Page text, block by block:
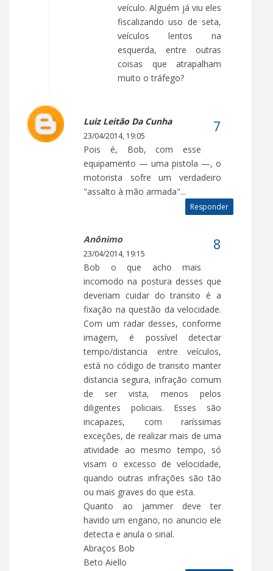
veículo. Alguém já viu eles
fiscalizando uso de seta,
veículos lentos na
esquerda, entre outras
coisas que atrapalham
muito o tráfego?
Luiz Leitão Da Cunha
23/04/2014, 19:05
Pois é, Bob, com esse
equipamento — uma pistola —, o
motorista sofre um verdadeiro
"assalto à mão armada"...
Responder
Anônimo
23/04/2014, 19:15
Bob o que acho mais
incomodo na postura desses que
deveriam cuidar do transito é a
fixação na questão da velocidade.
Com um radar desses, conforme
imagem, é possível detectar
tempo/distancia entre veículos,
está no código de transito manter
distancia segura, infração comum
de ser vista, menos pelos
diligentes policiais. Esses são
incapazes, com raríssimas
exceções, de realizar mais de uma
atividade ao mesmo tempo, só
visam o excesso de velocidade,
quando outras infrações são tão
ou mais graves do que esta.
Quanto ao jammer deve ter
havido um engano, no anuncio ele
detecta e anula o sinal.
Abraços Bob
Beto Aiello